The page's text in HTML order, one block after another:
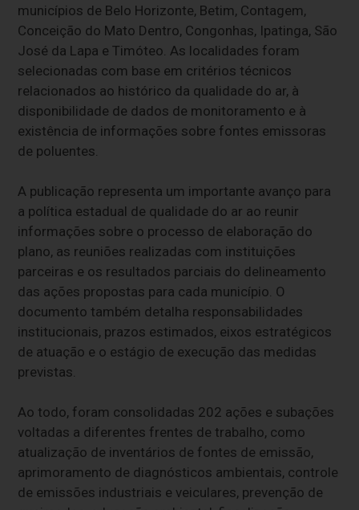
municípios de Belo Horizonte, Betim, Contagem,
Conceição do Mato Dentro, Congonhas, Ipatinga, São
José da Lapa e Timóteo. As localidades foram
selecionadas com base em critérios técnicos
relacionados ao histórico da qualidade do ar, à
disponibilidade de dados de monitoramento e à
existência de informações sobre fontes emissoras
de poluentes.
A publicação representa um importante avanço para
a política estadual de qualidade do ar ao reunir
informações sobre o processo de elaboração do
plano, as reuniões realizadas com instituições
parceiras e os resultados parciais do delineamento
das ações propostas para cada município. O
documento também detalha responsabilidades
institucionais, prazos estimados, eixos estratégicos
de atuação e o estágio de execução das medidas
previstas.
Ao todo, foram consolidadas 202 ações e subações
voltadas a diferentes frentes de trabalho, como
atualização de inventários de fontes de emissão,
aprimoramento de diagnósticos ambientais, controle
de emissões industriais e veiculares, prevenção de